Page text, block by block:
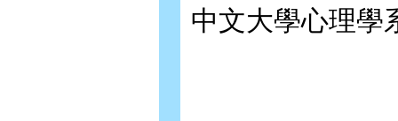
中文大學心理學